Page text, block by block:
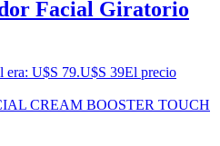
Facial Giratorio
era: U$S 79.U$S 39El precio